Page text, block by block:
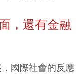
，還有金融
國際社會的反應